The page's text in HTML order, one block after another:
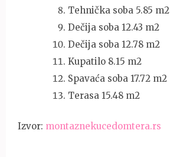
Tehnička soba 5.85 m2
Dečija soba 12.43 m2
Dečija soba 12.78 m2
Kupatilo 8.15 m2
Spavaća soba 17.72 m2
Terasa 15.48 m2
Izvor: montaznekucedomtera.rs